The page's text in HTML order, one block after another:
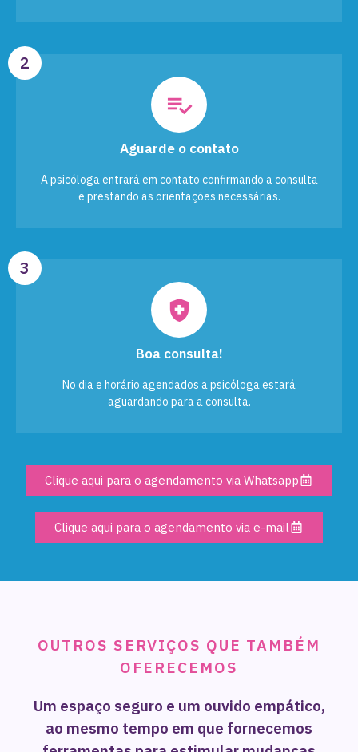
Aguarde o contato
A psicóloga entrará em contato confirmando a consulta
e prestando as orientações necessárias.
2
Boa consulta!
No dia e horário agendados a psicóloga estará
aguardando para a consulta.
3
Clique aqui para o agendamento via Whatsapp
Clique aqui para o agendamento via e-mail
OUTROS SERVIÇOS QUE TAMBÉM
OFERECEMOS
Um espaço seguro e um ouvido empático,
ao mesmo tempo em que fornecemos